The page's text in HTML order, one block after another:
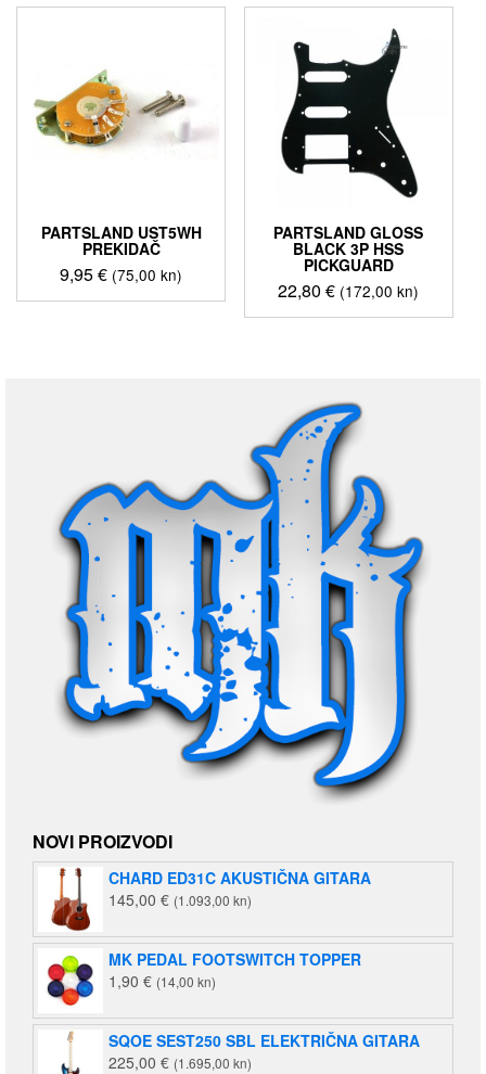
PARTSLAND UST5WH
PREKIDAČ
9,95€ (75,00 kn)
PARTSLAND GLOSS
BLACK 3P HSS
PICKGUARD
22,80€ (172,00 kn)
NOVI PROIZVODI
CHARD ED31C AKUSTIČNA GITARA
145,00 € (1.093,00 kn)
MK PEDAL FOOTSWITCH TOPPER
1,90 € (14,00 kn)
SQOE SEST250 SBL ELEKTRIČNA GITARA
225,00 € (1.695,00 kn)